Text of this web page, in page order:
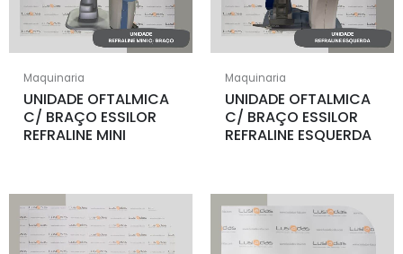
Maquinaria
UNIDADE OFTALMICA
C/ BRAÇO ESSILOR
REFRALINE MINI
Maquinaria
UNIDADE OFTALMICA
C/ BRAÇO ESSILOR
REFRALINE ESQUERDA